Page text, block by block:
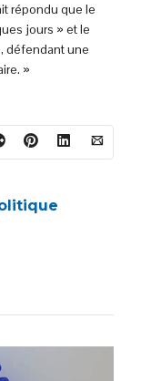
répondu que le
jours » et le
défendant une
»